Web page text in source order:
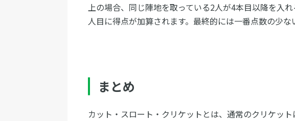
上の場合、同じ陣地を取っている2人が4本目以降を入
人目に得点が加算されます。最終的には一番点数の少な
まとめ
カット・スロート・クリケットとは、通常のクリケッ